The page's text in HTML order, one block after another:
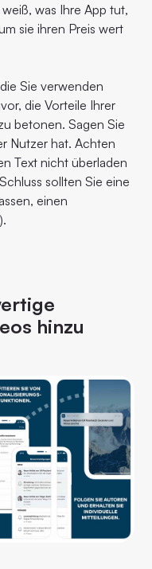
was Ihre App tut,
sie ihren Preis wert
Sie verwenden
die Vorteile Ihrer
betonen. Sagen Sie
Nutzer hat. Achten
Text nicht überladen
sollten Sie eine
einen
hinzu